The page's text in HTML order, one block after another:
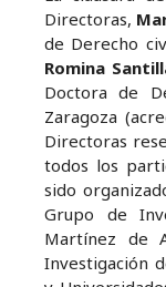
Directoras,
de Derecho
Romina
Doctora de
Zaragoza
Directoras
todos los
sido
Grupo de
Martínez de
Investigación